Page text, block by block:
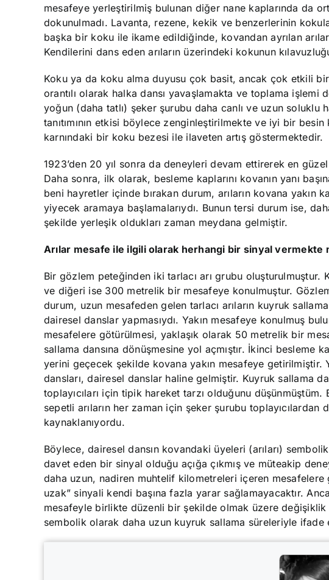
mesafeye yerleştirilmiş bulunan diğer nane kaplarında da
dokunulmadı. Lavanta, rezene, kekik ve benzerlerinin
başka bir koku ile ikame edildiğinde, kovandan ayrılan
Kendilerini dans eden arıların üzerindeki kokunun
Koku ya da koku alma duyusu çok basit, ancak çok etkili bir
orantılı olarak halka dansı yavaşlamakta ve toplama
yoğun (daha tatlı) şeker şurubu daha canlı ve uzun soluklu
tanıtımının etkisi böylece zenginleştirilmekte ve iyi bir
karnındaki bir koku bezesi ile ilaveten artış göstermektedir.
1923’den 20 yıl sonra da deneyleri devam ettirerek en
Daha sonra, ilk olarak, besleme kaplarını kovanın yanı
beni hayretler içinde bırakan durum, arıların kovana
yiyecek aramaya başlamalarıydı. Bunun tersi durum ise,
şekilde yerleşik oldukları zaman meydana gelmiştir.
Arılar mesafe ile ilgili olarak herhangi bir sinyal vermekte
Bir gözlem peteğinden iki tarlacı arı grubu
ve diğeri ise 300 metrelik bir mesafeye konulmuştur.
durum, uzun mesafeden gelen tarlacı arıların kuyruk
dairesel danslar yapmasıydı. Yakın mesafeye konulmuş
mesafelere götürülmesi, yaklaşık olarak 50 metrelik bir
sallama dansına dönüşmesine yol açmıştır. İkinci besleme
yerini geçecek şekilde kovana yakın mesafeye getirilmiştir.
dansları, dairesel danslar haline gelmiştir. Kuyruk sallama
toplayıcıları için tipik hareket tarzı olduğunu
sepetli arıların her zaman için şeker şurubu
kaynaklanıyordu.
Böylece, dairesel dansın kovandaki üyeleri (arıları)
davet eden bir sinyal olduğu açığa çıkmış ve müteakip
daha uzun, nadiren muhtelif kilometreleri içeren
uzak” sinyali kendi başına fazla yarar sağlamayacaktır.
mesafeyle birlikte düzenli bir şekilde olmak üzere
sembolik olarak daha uzun kuyruk sallama süreleriyle ifade